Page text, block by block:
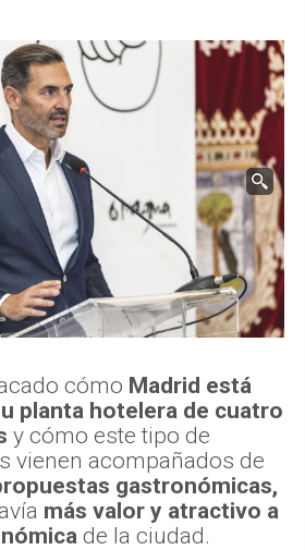
cómo Madrid está
planta hotelera de cuatro
y cómo este tipo de
vienen acompañados de
gastronómicas,
más valor y atractivo a
de la ciudad.